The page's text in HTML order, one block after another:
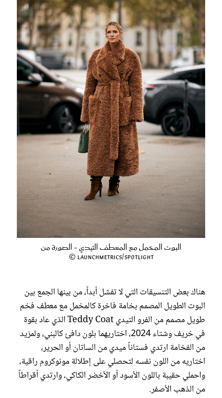
البوت المخمل مع المعطف التيدي - الصورة من
Launchmetrics/Spotlight ©
هناك بعض التنسيقات التي لا تفشل أبداً، من بينها الجمع بين
البوت الطويل المصمم بخامة فاخرة كالمخمل مع معطف فخم
طويل مصمم من الفرو التيدي Teddy Coat الذي عاد بقوة
في خريف وشتاء 2024، اختاريهما بلون دافئ كالبني، ولمزيد
من الفخامة ارتدي فستاناً ميدي من الساتان أو الحرير،
اختاريه من اللون نفسه لتحصلي على إطلالة مونوكروم راقية،
واحملي حقيبة باللون الأسود أو الأخضر الكاكي، وارتدي أقراطاً
من الذهب الأصفر.